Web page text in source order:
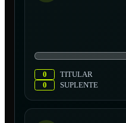
0
TITULAR
0
SUPLENTE